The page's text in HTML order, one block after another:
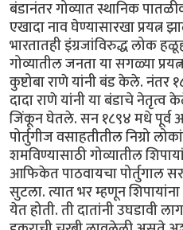
बंडानंतर गोव्यात स्थानिक
एखादा नाव घेण्यासारखा प्रयत्न
भारतातही इंग्रजांविरुद्ध लोक
गोव्यातील जनता या सगळ्या
कुष्टोबा राणे यांनी बंड केले. नंतर
दादा राणे यांनी या बंडाचे
जिंकून घेतले. सन १८९४ मधे पूर्व
पोर्तुगीज वसाहतीतील निग्रो
शमविण्यासाठी गोव्यातील
आफिकेत पाठवायचा पोर्तुगाल
सुटला. त्यात भर म्हणून
येत होती. ती दातांनी उघडावी